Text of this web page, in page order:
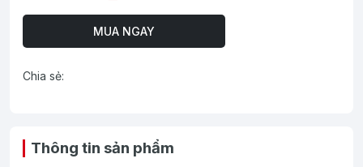
MUA NGAY
Chia sẻ:
Thông tin sản phẩm